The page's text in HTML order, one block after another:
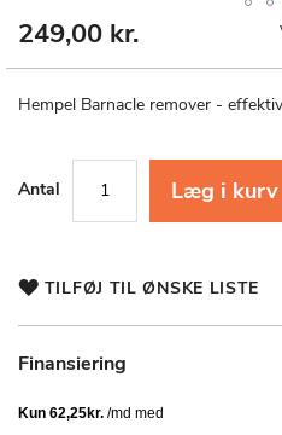
249,00 kr.
Hempel Barnacle remover -
Antal Læg i kurv
TILFØJ TIL ØNSKE LISTE
Finansiering
Gå
af